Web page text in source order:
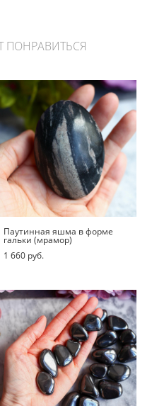
ПОНРАВИТЬСЯ
Паутинная яшма в форме
гальки (мрамор)
1 660 pуб.